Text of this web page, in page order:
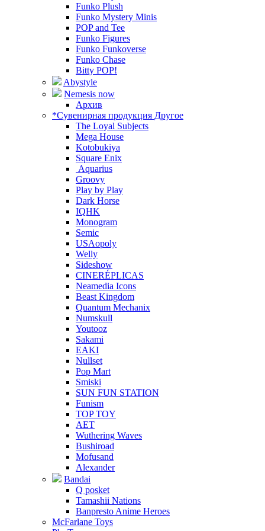
Funko Plush
Funko Mystery Minis
POP and Tee
Funko Figures
Funko Funkoverse
Funko Chase
Bitty POP!
Abystyle
Nemesis now
Архив
*Сувенирная продукция Другое
The Loyal Subjects
Mega House
Kotobukiya
Square Enix
Aquarius
Groovy
Play by Play
Dark Horse
IQHK
Monogram
Semic
USAopoly
Welly
Sideshow
CINERÉPLICAS
Neamedia Icons
Beast Kingdom
Quantum Mechanix
Numskull
Youtooz
Sakami
EAKI
Nullset
Pop Mart
Smiski
SUN FUN STATION
Funism
TOP TOY
AET
Wuthering Waves
Bushiroad
Mofusand
Alexander
Bandai
Q posket
Tamashii Nations
Banpresto Anime Heroes
McFarlane Toys